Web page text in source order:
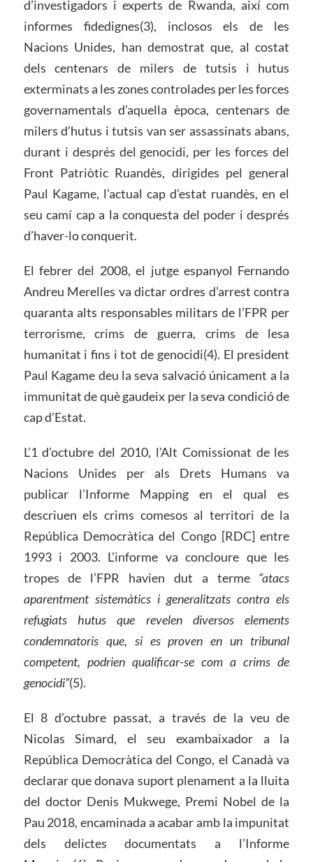
d’investigadors i experts de Rwanda, així com
informes fidedignes(3), inclosos els de les
Nacions Unides, han demostrat que, al costat
dels centenars de milers de tutsis i hutus
exterminats a les zones controlades per les forces
governamentals d’aquella època, centenars de
milers d’hutus i tutsis van ser assassinats abans,
durant i després del genocidi, per les forces del
Front Patriòtic Ruandès, dirigides pel general
Paul Kagame, l’actual cap d’estat ruandès, en el
seu camí cap a la conquesta del poder i després
d’haver-lo conquerit.
El febrer del 2008, el jutge espanyol Fernando
Andreu Merelles va dictar ordres d’arrest contra
quaranta alts responsables militars de l’FPR per
terrorisme, crims de guerra, crims de lesa
humanitat i fins i tot de genocidi(4). El president
Paul Kagame deu la seva salvació únicament a la
immunitat de què gaudeix per la seva condició de
cap d’Estat.
L’1 d’octubre del 2010, l’Alt Comissionat de les
Nacions Unides per als Drets Humans va
publicar l’Informe Mapping en el qual es
descriuen els crims comesos al territori de la
República Democràtica del Congo [RDC] entre
1993 i 2003. L’informe va concloure que les
tropes de l’FPR havien dut a terme “atacs
aparentment sistemàtics i generalitzats contra els
refugiats hutus que revelen diversos elements
condemnatoris que, si es proven en un tribunal
competent, podrien qualificar-se com a crims de
genocidi”(5).
El 8 d’octubre passat, a través de la veu de
Nicolas Simard, el seu exambaixador a la
República Democràtica del Congo, el Canadà va
declarar que donava suport plenament a la lluita
del doctor Denis Mukwege, Premi Nobel de la
Pau 2018, encaminada a acabar amb la impunitat
dels delictes documentats a l’Informe